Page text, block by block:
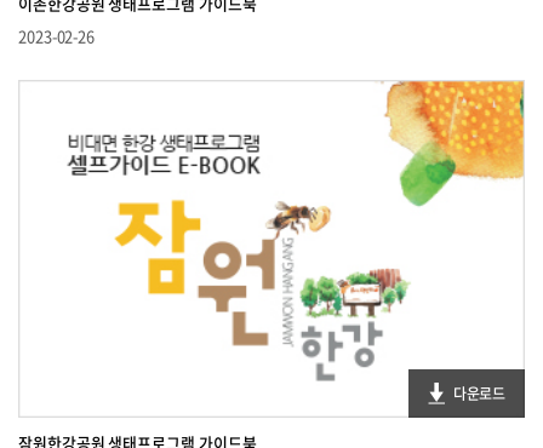
2023-02-26
다운로드
잠원한강공원 생태프로그램 가이드북